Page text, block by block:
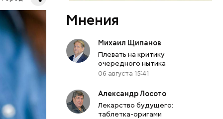
Мнения
Михаил Щипанов
Плевать на критику
очередного нытика
06 августа 15:41
Александр Лосото
Лекарство будущего:
таблетка-оригами